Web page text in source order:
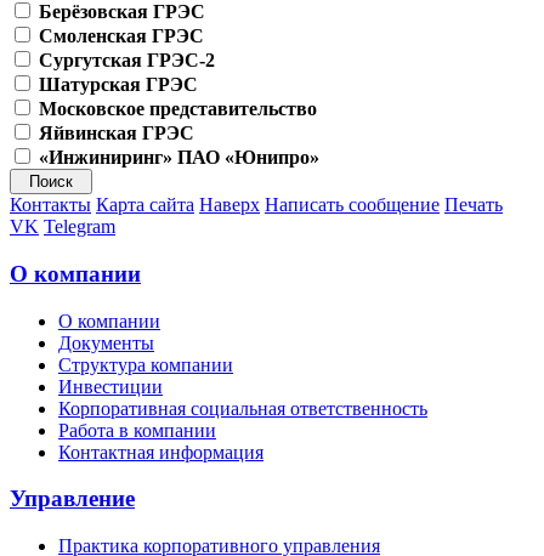
Берёзовская ГРЭС
Смоленская ГРЭС
Сургутская ГРЭС-2
Шатурская ГРЭС
Московское представительство
Яйвинская ГРЭС
«Инжиниринг» ПАО «Юнипро»
Контакты Карта сайта Наверх Написать сообщение Печать
VK Telegram
О компании
О компании
Документы
Структура компании
Инвестиции
Корпоративная социальная ответственность
Работа в компании
Контактная информация
Управление
Практика корпоративного управления